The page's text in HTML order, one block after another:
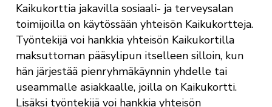
Kaikukorttia jakavilla sosiaali- ja terveysalan
toimijoilla on käytössään yhteisön Kaikukortteja.
Työntekijä voi hankkia yhteisön Kaikukortilla
maksuttoman pääsylipun itselleen silloin, kun
hän järjestää pienryhmäkäynnin yhdelle tai
useammalle asiakkaalle, joilla on Kaikukortti.
Lisäksi työntekijä voi hankkia yhteisön